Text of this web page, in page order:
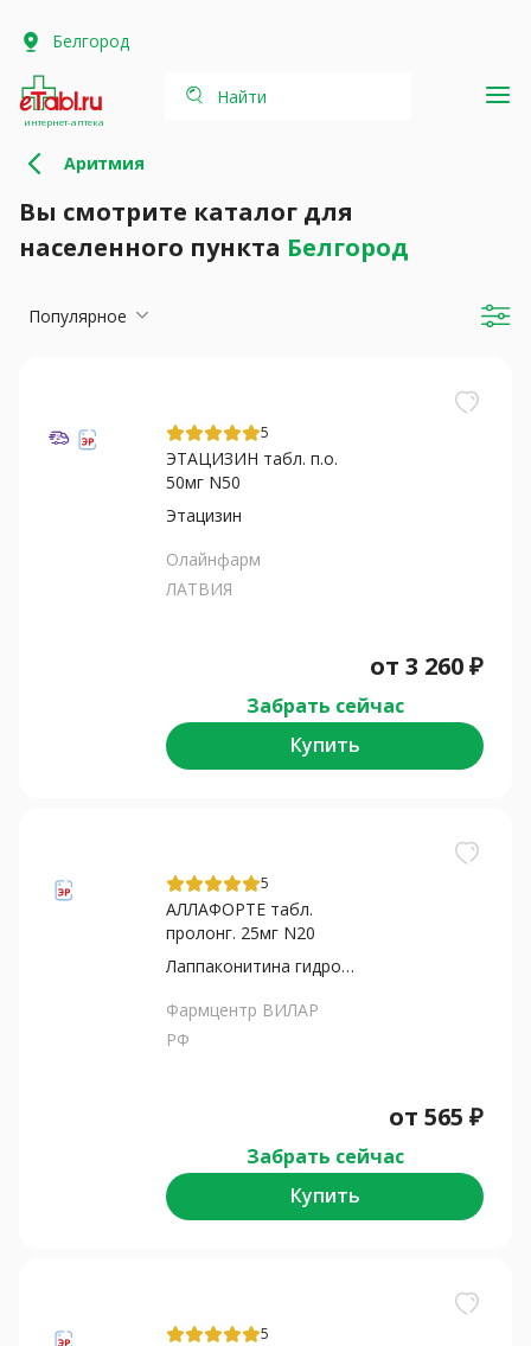
Белгород
интернет-аптека
Найти
Аритмия
Вы смотрите каталог для
населенного пункта Белгород
Популярное
5
ЭТАЦИЗИН табл. п.о.
50мг N50
Этацизин
Олайнфарм
ЛАТВИЯ
от 3 260₽
Забрать сейчас
Купить
5
АЛЛАФОРТЕ табл.
пролонг. 25мг N20
Лаппаконитина гидробромид
Фармцентр ВИЛАР
РФ
от 565 ₽
Забрать сейчас
Купить
5